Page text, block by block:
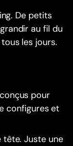
De petits
au fil du
les jours.
pour
configures et
tête. Juste une